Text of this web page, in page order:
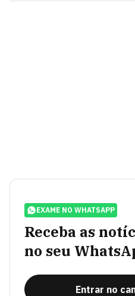
EXAME NO WHATSAPP
Receba as
no seu
Entrar no